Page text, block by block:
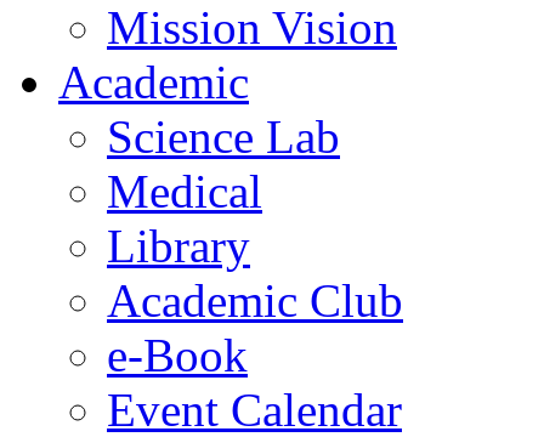
Mission Vision
Academic
Science Lab
Medical
Library
Academic Club
e-Book
Event Calendar